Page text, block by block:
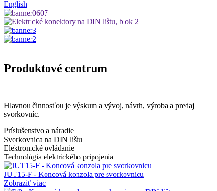
English
Produktové centrum
Hlavnou činnosťou je výskum a vývoj, návrh, výroba a predaj
svorkovníc.
Príslušenstvo a náradie
Svorkovnica na DIN lištu
Elektronické ovládanie
Technológia elektrického pripojenia
JUT15-F - Koncová konzola pre svorkovnicu
Zobraziť viac